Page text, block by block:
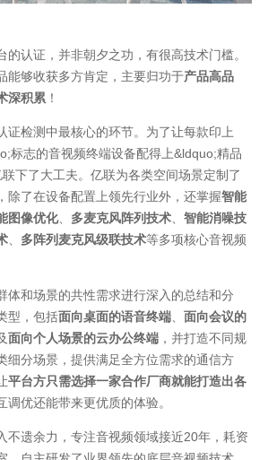
的认证，并非朝夕之功，有很高技术门槛。
能够收获多方肯定，主要归功于产品高品
深积累 ！
证检测中最核心的环节。为了让每款印上
标志的音视频终端设备配得上&ldquo;精品
下了大工夫。亿联为各类空间场景定制了
除了在设备配置上领先行业外，还掌握智能
图像优化、 多麦克风阵列技术
智能消噪技
多阵列麦克风级联技术等多项核心音视频
体和场景的共性需求进行深入的总结和分
型，包括面向桌面的语音终端
面向会议的
面向个人场景的云办公终端 ，并打造不同规
细分场景，提供满足全方位需求的通信方
平台方只需选择一家合作厂商就能打造出各
调优还能带来更优质的体验。
不遗余力，专注音视频领域接近20年，耗资